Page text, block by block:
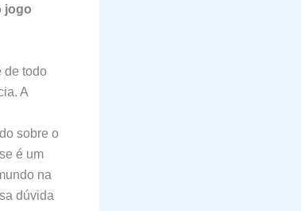
jogo
de todo
A
sobre o
é um
na
dúvida